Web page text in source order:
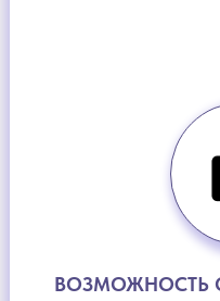
ВОЗМОЖНОСТЬ